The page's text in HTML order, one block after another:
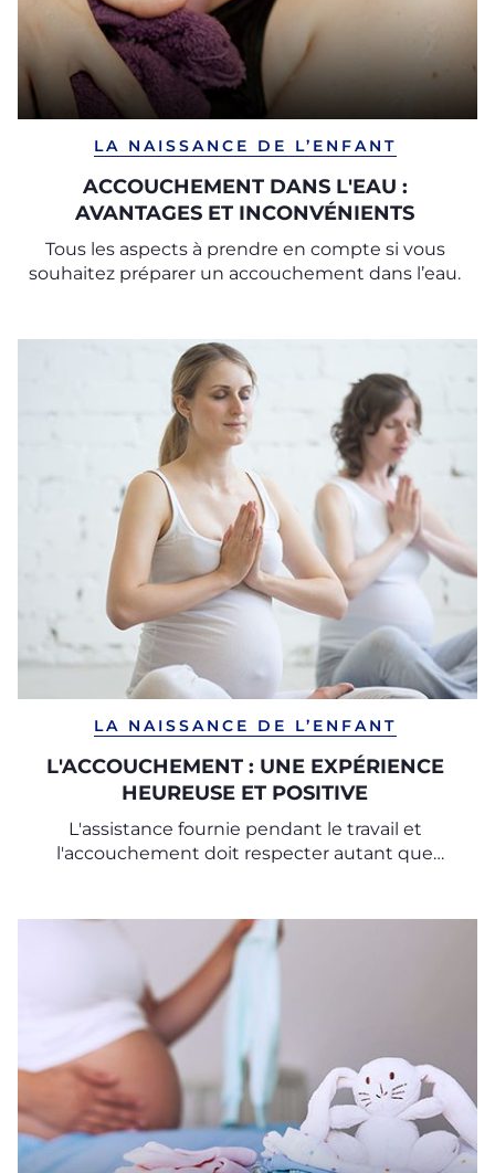
LA NAISSANCE DE L’ENFANT
ACCOUCHEMENT DANS L'EAU :
AVANTAGES ET INCONVÉNIENTS
Tous les aspects à prendre en compte si vous
souhaitez préparer un accouchement dans l’eau.
LA NAISSANCE DE L’ENFANT
L'ACCOUCHEMENT : UNE EXPÉRIENCE
HEUREUSE ET POSITIVE
L'assistance fournie pendant le travail et
l'accouchement doit respecter autant que